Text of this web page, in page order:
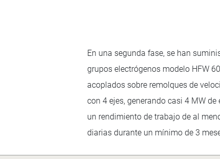
En una segunda fase, se han
grupos electrógenos modelo HFW
acoplados sobre remolques de
con 4 ejes, generando casi 4 MW de
un rendimiento de trabajo de al
diarias durante un mínimo de 3